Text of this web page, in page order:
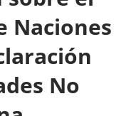
Naciones
No